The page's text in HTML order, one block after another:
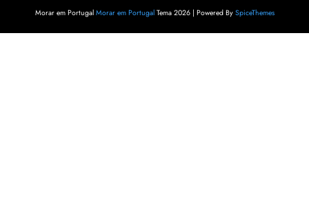
Morar em Portugal Morar em PortugalTema 2026 | Powered By SpiceThemes